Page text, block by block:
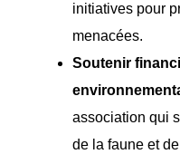
initiatives pour
menacées.
Soutenir
association qui
de la faune et